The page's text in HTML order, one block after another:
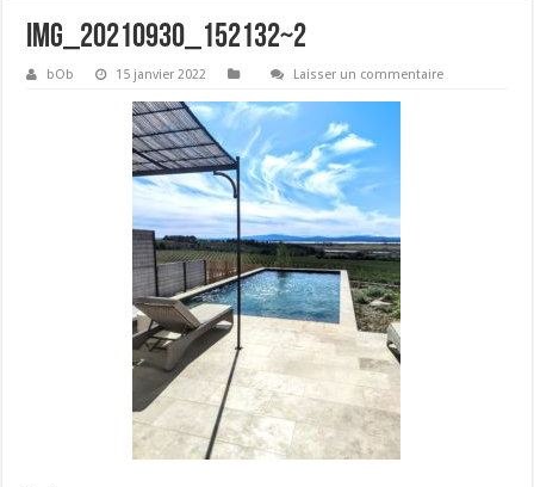
IMG_20210930_152132~2
bOb 15 janvier 2022 Laisser un commentaire